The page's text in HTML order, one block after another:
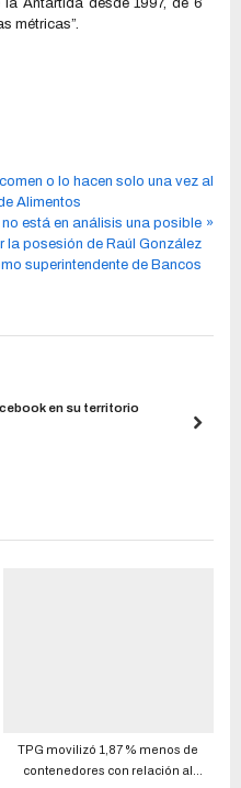
Antártida desde 1997, de 6
métricas”.
o lo hacen solo una vez al
Alimentos
está en análisis una posible
posesión de Raúl González
superintendente de Bancos
en su territorio
TPG movilizó 1,87 % menos de
contenedores con relación al